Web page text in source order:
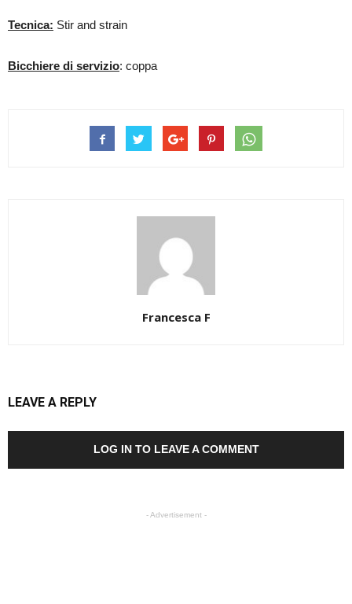
Tecnica: Stir and strain
Bicchiere di servizio: coppa
Francesca F
LEAVE A REPLY
LOG IN TO LEAVE A COMMENT
- Advertisement -